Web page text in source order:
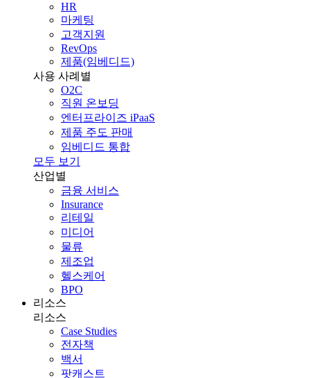
HR
마케팅
고객지원
RevOps
제품(임베디드)
사용 사례별
O2C
직원 온보딩
엔터프라이즈 iPaaS
제품 주도 판매
임베디드 통합
모두 보기
산업별
금융 서비스
Insurance
리테일
미디어
물류
제조업
헬스케어
BPO
리소스
리소스
Case Studies
전자책
백서
팟캐스트